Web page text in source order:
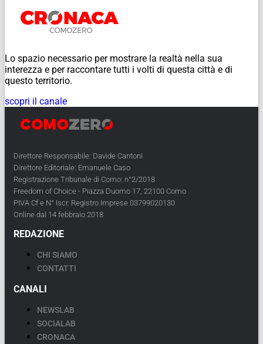
Lo spazio necessario per mostrare la realtà nella sua
interezza e per raccontare tutti i volti di questa città e di
questo territorio.
scopri il canale
Direttore Responsabile: Davide Cantoni
Direttore Editoriale: Emanuele Caso
Registrazione Tribunale di Como: n°2/2018
Freedom of Choice - Piazza Duomo 17, 22100 Como
PIVA Cf e N° Iscr. Registro Imprese 03799020130
Online dal 14 febbraio 2018
REDAZIONE
CHI SIAMO
CONTATTI
CANALI
NEWSLAB
SOCIALAB
CRONACA